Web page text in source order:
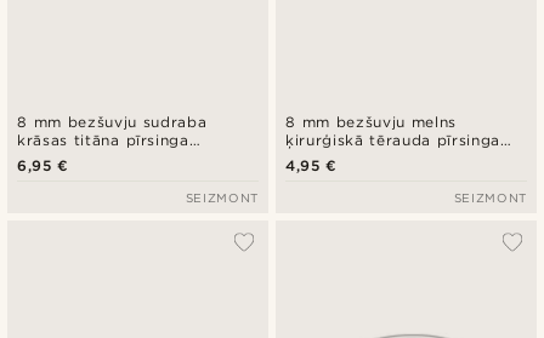
8 mm bezšuvju sudraba
krāsas titāna pīrsinga
gredzens
6,95 €
SEIZMONT
8 mm bezšuvju melns
ķirurģiskā tērauda pīrsinga
gredzens
4,95 €
SEIZMONT